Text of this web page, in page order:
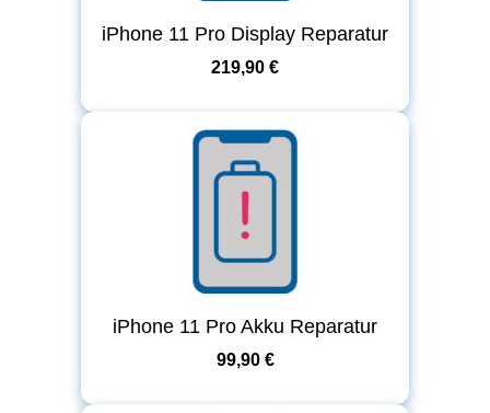
iPhone 11 Pro Display Reparatur
219,90 €
iPhone 11 Pro Akku Reparatur
99,90 €